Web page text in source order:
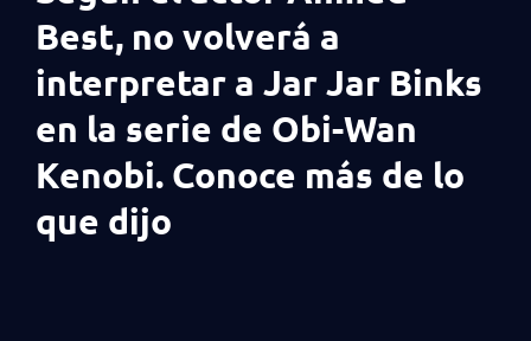
Best, no volverá a
interpretar a Jar Jar Binks
en la serie de Obi-Wan
Kenobi. Conoce más de lo
que dijo